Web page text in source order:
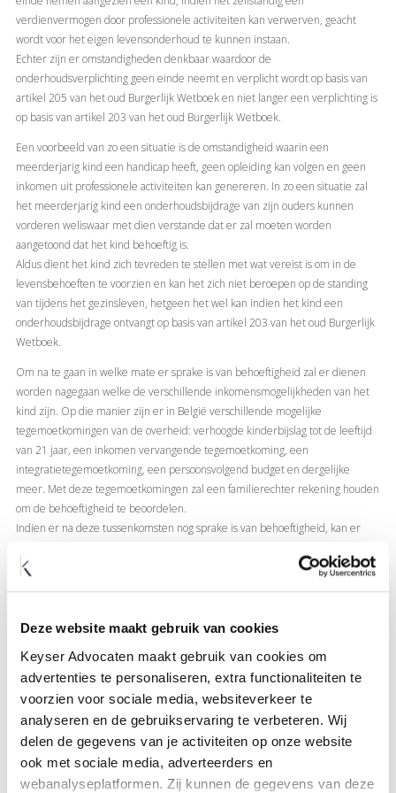
Deze website maakt gebruik van cookies
Keyser Advocaten maakt gebruik van cookies om
advertenties te personaliseren, extra functionaliteiten te
voorzien voor sociale media, websiteverkeer te
analyseren en de gebruikservaring te verbeteren. Wij
delen de gegevens van je activiteiten op onze website
ook met sociale media, adverteerders en
webanalyseplatformen. Zij kunnen de gegevens van deze
verdienvermogen door professionele activiteiten kan verwerven, geacht
wordt voor het eigen levensonderhoud te kunnen instaan.
Echter zijn er omstandigheden denkbaar waardoor de
onderhoudsverplichting geen einde neemt en verplicht wordt op basis van
artikel 205 van het oud Burgerlijk Wetboek en niet langer een verplichting is
op basis van artikel 203 van het oud Burgerlijk Wetboek.
Een voorbeeld van zo een situatie is de omstandigheid waarin een
meerderjarig kind een handicap heeft, geen opleiding kan volgen en geen
inkomen uit professionele activiteiten kan genereren. In zo een situatie zal
het meerderjarig kind een onderhoudsbijdrage van zijn ouders kunnen
vorderen weliswaar met dien verstande dat er zal moeten worden
aangetoond dat het kind behoeftig is.
Aldus dient het kind zich tevreden te stellen met wat vereist is om in de
levensbehoeften te voorzien en kan het zich niet beroepen op de standing
van tijdens het gezinsleven, hetgeen het wel kan indien het kind een
onderhoudsbijdrage ontvangt op basis van artikel 203 van het oud Burgerlijk
Wetboek.
Om na te gaan in welke mate er sprake is van behoeftigheid zal er dienen
worden nagegaan welke de verschillende inkomensmogelijkheden van het
kind zijn. Op die manier zijn er in België verschillende mogelijke
tegemoetkomingen van de overheid: verhoogde kinderbijslag tot de leeftijd
van 21 jaar, een inkomen vervangende tegemoetkoming, een
integratietegemoetkoming, een persoonsvolgend budget en dergelijke
meer. Met deze tegemoetkomingen zal een familierechter rekening houden
om de behoeftigheid te beoordelen.
Indien er na deze tussenkomsten nog sprake is van behoeftigheid, kan er
van artikel 205,§1 van het oud Burgerlijk Wetboek.
Aldus is de onderhoudsverplichting na meerderjarigheid een feitelijke
familierechters beoordelen in een specifieke situatie of er na
meerderjarigheid nog een onderhoudsbijdrage verschuldigd is. Des te meer
gelet op de context waar een familierechter rekening mee kan houden zoals
psychische moeilijkheden die een student kan hebben na de COVID-crisis
maar ook de mentale toestand van een kind na een relatiebreuk van de
ouders die een abnormale voortgang van de studies kunnen rechtvaardigen.
Voor meer informatie kan u steedscontactopnemen met ons kantoor.